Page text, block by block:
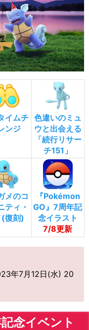
イムチ
ンジ
色違いのミュ
ウと出会える
「続行リサー
チ151」
メのコ
ティ・
(復刻)
『Pokémon
GO』7周年記
念イラスト
7/8更新
年7月12日(水) 20
念イベント